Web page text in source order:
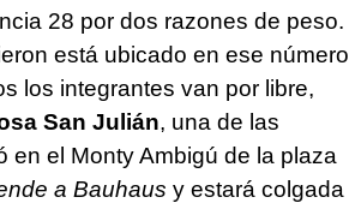
28 por dos razones de peso.
está ubicado en ese número
los integrantes van por libre,
San Julián, una de las
en el Monty Ambigú de la plaza
a Bauhaus y estará colgada